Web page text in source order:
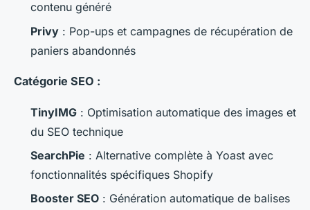
contenu généré
Privy : Pop-ups et campagnes de récupération de
paniers abandonnés
Catégorie SEO :
TinyIMG : Optimisation automatique des images et
du SEO technique
SearchPie : Alternative complète à Yoast avec
fonctionnalités spécifiques Shopify
Booster SEO : Génération automatique de balises